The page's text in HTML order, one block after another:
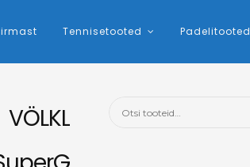
Tennisetooted Padelitooted
Otsi: